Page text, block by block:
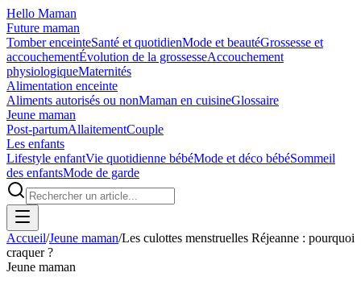
Hello Maman
Future maman
Tomber enceinteSanté et quotidienMode et beautéGrossesse et
accouchementÉvolution de la grossesseAccouchement
physiologiqueMaternités
Alimentation enceinte
Aliments autorisés ou nonMaman en cuisineGlossaire
Jeune maman
Post-partumAllaitementCouple
Les enfants
Lifestyle enfantVie quotidienne bébéMode et déco bébéSommeil
des enfantsMode de garde
Accueil/Jeune maman/Les culottes menstruelles Réjeanne : pourquoi
craquer ?
Jeune maman